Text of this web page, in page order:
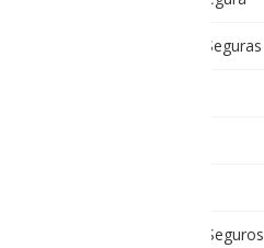
Cámaras Intrínsecamente Seguras
Celulares Intrínsecamente Seguros